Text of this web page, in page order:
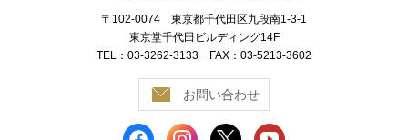
〒102-0074 東京都千代田区九段南1-3-1
東京堂千代田ビルディング14F
TEL：03-3262-3133 FAX：03-5213-3602
お問い合わせ